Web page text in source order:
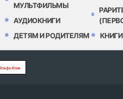
МУЛЬТФИЛЬМЫ
АУДИОКНИГИ
ДЕТЯМ И РОДИТЕЛЯМ